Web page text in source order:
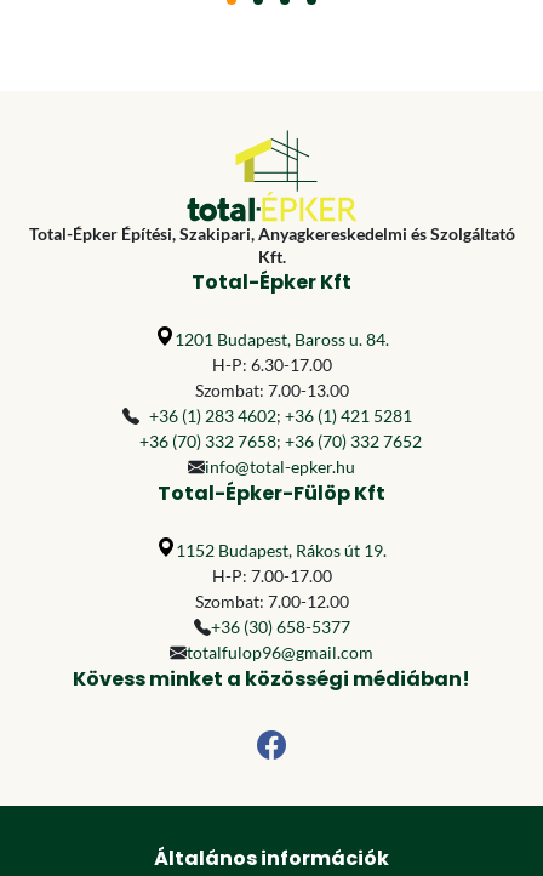
Total-Épker Építési, Szakipari, Anyagkereskedelmi és Szolgáltató
Kft.
Total-Épker Kft
1201 Budapest, Baross u. 84.
H-P: 6.30-17.00
Szombat: 7.00-13.00
+36 (1) 283 4602; +36 (1) 421 5281
+36 (70) 332 7658; +36 (70) 332 7652
info@total-epker.hu
Total-Épker-Fülöp Kft
1152 Budapest, Rákos út 19.
H-P: 7.00-17.00
Szombat: 7.00-12.00
+36 (30) 658-5377
totalfulop96@gmail.com
Kövess minket a közösségi médiában!
Általános információk